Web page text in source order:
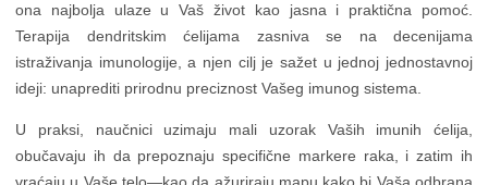
ona najbolja ulaze u Vaš život kao jasna i praktična pomoć.
Terapija dendritskim ćelijama zasniva se na decenijama
istraživanja imunologije, a njen cilj je sažet u jednoj jednostavnoj
ideji: unaprediti prirodnu preciznost Vašeg imunog sistema.
U praksi, naučnici uzimaju mali uzorak Vaših imunih ćelija,
obučavaju ih da prepoznaju specifične markere raka, i zatim ih